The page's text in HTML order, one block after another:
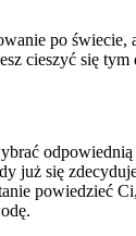
po świecie,
cieszyć się
już się
powiedzieć